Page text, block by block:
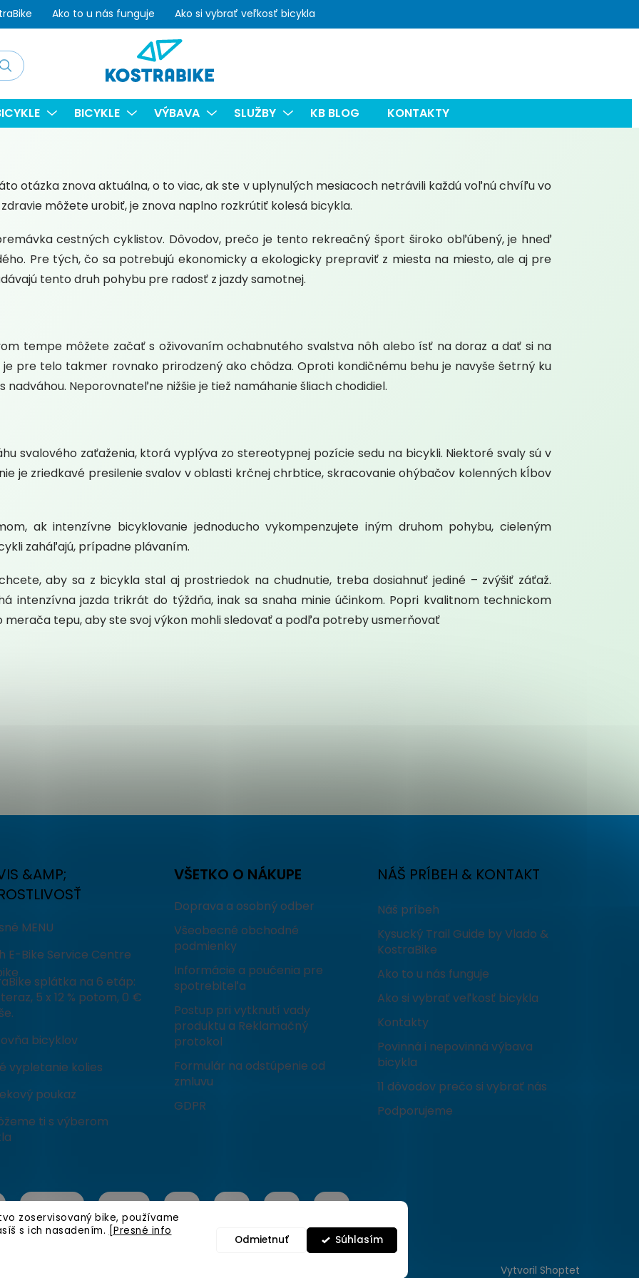
zoservisovaný bike, používame
s ich nasadením. [Presné info
Odmietnuť Súhlasím
Ako to u nás funguje Ako si vybrať veľkosť bicykla
BICYKLE VÝBAVA SLUŽBY KB BLOG KONTAKTY
otázka znova aktuálna, o to viac, ak ste v uplynulých mesiacoch netrávili každú voľnú chvíľu vo
môžete urobiť, je znova naplno rozkrútiť kolesá bicykla.
cestných cyklistov. Dôvodov, prečo je tento rekreačný šport široko obľúbený, je hneď
Pre tých, čo sa potrebujú ekonomicky a ekologicky prepraviť z miesta na miesto, ale aj pre
tento druh pohybu pre radosť z jazdy samotnej.
tempe môžete začať s oživovaním ochabnutého svalstva nôh alebo ísť na doraz a dať si na
pre telo takmer rovnako prirodzený ako chôdza. Oproti kondičnému behu je navyše šetrný ku
Neporovnateľne nižšie je tiež namáhanie šliach chodidiel.
svalového zaťaženia, ktorá vyplýva zo stereotypnej pozície sedu na bicykli. Niektoré svaly sú v
je zriedkavé presilenie svalov v oblasti krčnej chrbtice, skracovanie ohýbačov kolenných kĺbov
ak intenzívne bicyklovanie jednoducho vykompenzujete iným druhom pohybu, cieleným
zaháľajú, prípadne plávaním.
aby sa z bicykla stal aj prostriedok na chudnutie, treba dosiahnuť jediné – zvýšiť záťaž.
intenzívna jazda trikrát do týždňa, inak sa snaha minie účinkom. Popri kvalitnom technickom
tepu, aby ste svoj výkon mohli sledovať a podľa potreby usmerňovať
&AMP;
MENU
E-Bike Service Centre
splátka na 6 etáp:
5 x 12 % potom, 0 €
bicyklov
vypletanie kolies
poukaz
ti s výberom
VŠETKO O NÁKUPE
Doprava a osobný odber
Všeobecné obchodné
podmienky
Informácie a poučenia pre
spotrebiteľa
Postup pri vytknutí vady
produktu a Reklamačný
protokol
Formulár na odstúpenie od
zmluvu
GDPR
NÁŠ PRÍBEH & KONTAKT
Náš príbeh
Kysucký Trail Guide by Vlado &
KostraBike
Ako to u nás funguje
Ako si vybrať veľkosť bicykla
Kontakty
Povinná i nepovinná výbava
bicykla
11 dôvodov prečo si vybrať nás
Podporujeme
Vytvoril Shoptet